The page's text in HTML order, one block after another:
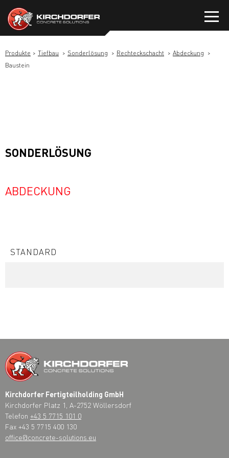
Inhalt
springen
Produkte Tiefbau Sonderlösung Rechteckschacht
Abdeckung
Baustein
SONDERLÖSUNG
ABDECKUNG
STANDARD
Kirchdorfer Fertigteilholding GmbH
Kirchdorfer Platz 1, A-2752 Wöllersdorf
Telefon +43 5 7715 101 0
Fax +43 5 7715 400 130
office@concrete-solutions.eu